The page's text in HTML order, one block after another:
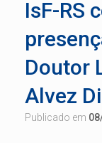
IsF-RS
Doutor
Alvez
Publicado em